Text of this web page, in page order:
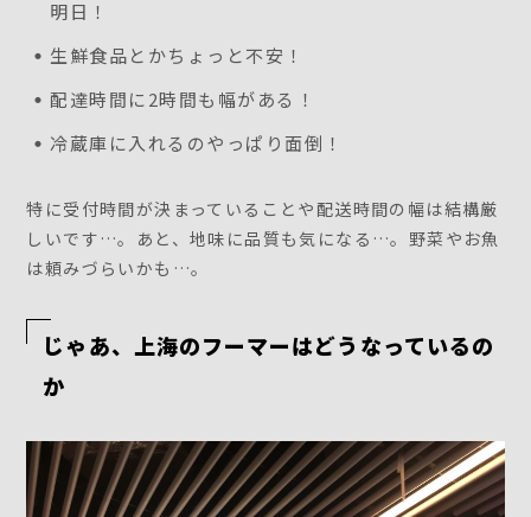
明日！
生鮮食品とかちょっと不安！
配達時間に2時間も幅がある！
冷蔵庫に入れるのやっぱり面倒！
特に受付時間が決まっていることや配送時間の幅は結構厳
しいです…。あと、地味に品質も気になる…。野菜やお魚
は頼みづらいかも…。
じゃあ、上海のフーマーはどうなっているの
か